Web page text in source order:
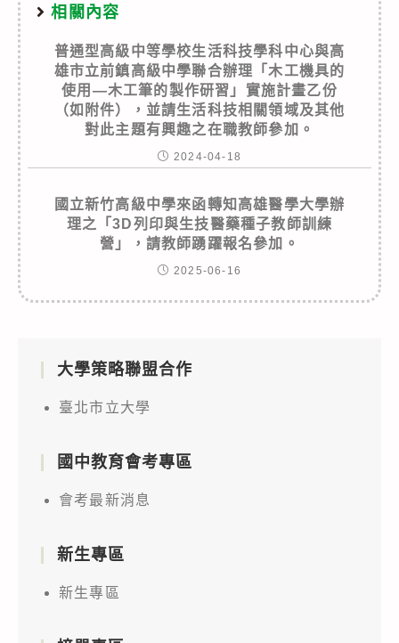
相關內容
普通型高級中等學校生活科技學科中心與高
雄市立前鎮高級中學聯合辦理「木工機具的
使用—木工筆的製作研習」實施計畫乙份
（如附件），並請生活科技相關領域及其他
對此主題有興趣之在職教師參加。
2024-04-18
國立新竹高級中學來函轉知高雄醫學大學辦
理之「3D列印與生技醫藥種子教師訓練
營」，請教師踴躍報名參加。
2025-06-16
大學策略聯盟合作
臺北市立大學
國中教育會考專區
會考最新消息
新生專區
新生專區